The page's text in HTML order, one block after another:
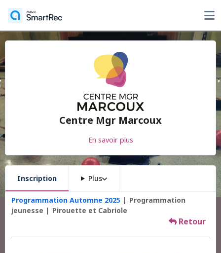
Centre Mgr Marcoux
En savoir plus
Inscription Plus
Programmation Automne 2025
Programmation
jeunesse
Pirouette et Cabriole
Retour